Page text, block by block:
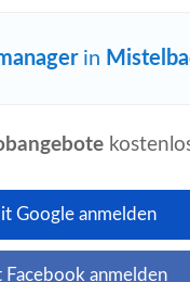
n engagierte/n
in
Google anmelden
Facebook anmelden